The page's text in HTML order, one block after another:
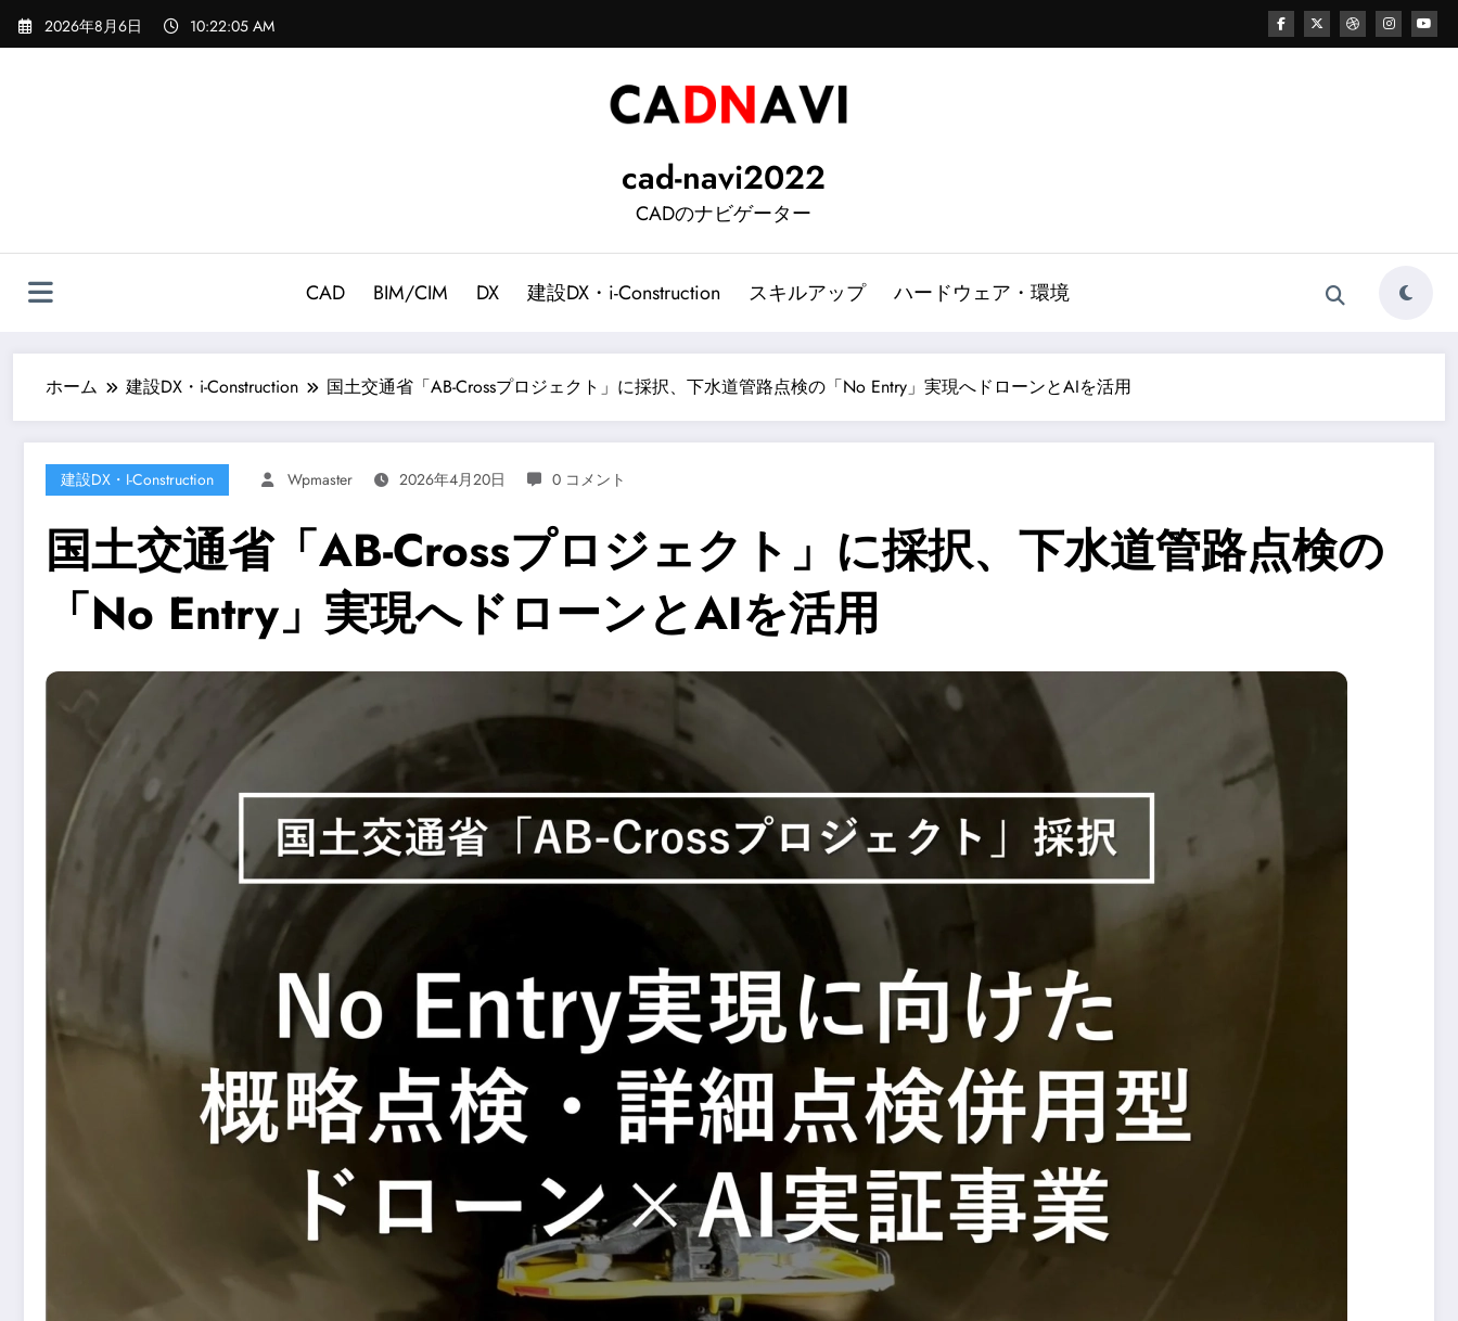
プ
2026年8月6日 10:22:06 AM
cad-navi2022
CADのナビゲーター
CAD BIM/CIM DX 建設DX・i-Construction スキルアップ ハードウェア・環境
ホーム 建設DX・i-Construction 国土交通省「AB-Crossプロジェクト」に採択、下水道管路点検の「No Entry」実現へドローンとAIを活用
建設DX・i-Construction Wpmaster 2026年4月20日 0 コメント
国土交通省「AB-Crossプロジェクト」に採択、下水道管路点検の
「No Entry」実現へドローンとAIを活用